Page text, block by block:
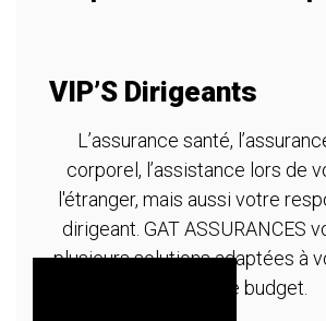
VIP’S Dirigeants
L’assurance santé,
corporel, l’assistance lors de
l'étranger, mais aussi votre
dirigeant. GAT ASSURANCES
plusieurs solutions adaptées à
à votre budget.